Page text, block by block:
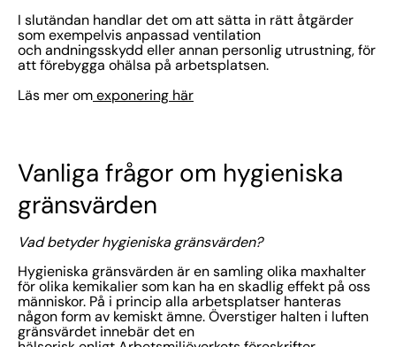
I slutändan handlar det om att sätta in rätt åtgärder
som exempelvis anpassad ventilation
och andningsskydd eller annan personlig utrustning, för
att förebygga ohälsa på arbetsplatsen.
Läs mer om exponering här
Vanliga frågor om hygieniska
gränsvärden
Vad betyder hygieniska gränsvärden?
Hygieniska gränsvärden är en samling olika maxhalter
för olika kemikalier som kan ha en skadlig effekt på oss
människor. På i princip alla arbetsplatser hanteras
någon form av kemiskt ämne. Överstiger halten i luften
gränsvärdet innebär det en